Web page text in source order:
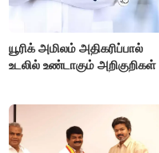
யூரிக் அமிலம் அதிகரிப்பால்
உடலில் உண்டாகும் அறிகுறிகள்